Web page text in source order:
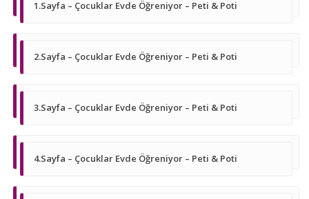
1.Sayfa – Çocuklar Evde Öğreniyor – Peti & Poti
2.Sayfa – Çocuklar Evde Öğreniyor – Peti & Poti
3.Sayfa – Çocuklar Evde Öğreniyor – Peti & Poti
4.Sayfa – Çocuklar Evde Öğreniyor – Peti & Poti